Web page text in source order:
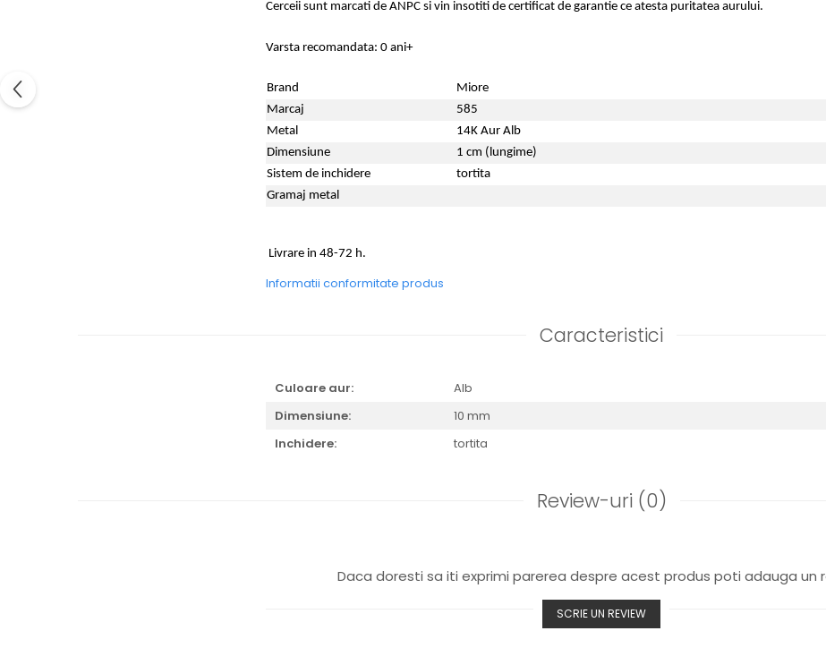
Cerceii sunt marcati de ANPC si vin insotiti de certificat de garantie ce atesta puritatea aurului.
Varsta recomandata: 0 ani+
Brand
Miore
Marcaj
585
Metal
14K Aur Alb
Dimensiune
1 cm (lungime)
Sistem de inchidere
tortita
Gramaj metal
Livrare in 48-72 h.
Informatii conformitate produs
Caracteristici
Culoare aur:
Alb
Dimensiune:
10 mm
Inchidere:
tortita
Review-uri (0)
Daca doresti sa iti exprimi parerea despre acest produs poti adauga un
SCRIE UN REVIEW